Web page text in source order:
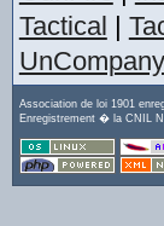
Tactical |
UnCompany
Association de loi 1901
Enregistrement � la CNIL